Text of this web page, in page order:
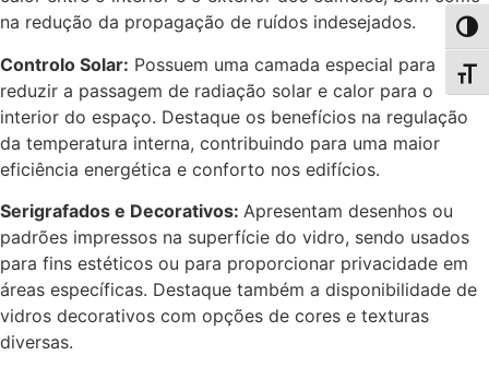
na redução da propagação de ruídos indesejados.
Controlo Solar: Possuem uma camada especial para
reduzir a passagem de radiação solar e calor para o
interior do espaço. Destaque os benefícios na regulação
da temperatura interna, contribuindo para uma maior
eficiência energética e conforto nos edifícios.
Serigrafados e Decorativos: Apresentam desenhos ou
padrões impressos na superfície do vidro, sendo usados
para fins estéticos ou para proporcionar privacidade em
áreas específicas. Destaque também a disponibilidade de
vidros decorativos com opções de cores e texturas
diversas.